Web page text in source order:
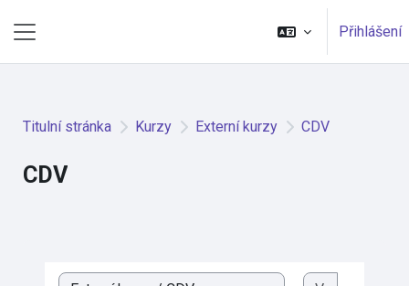
Přihlášení
Titulní stránka Kurzy Externí kurzy CDV
CDV